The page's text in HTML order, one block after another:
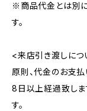
※商品代金とは別
す。
<来店引き渡しにつ
原則、代金のお支
8日以上経過致しま
す。